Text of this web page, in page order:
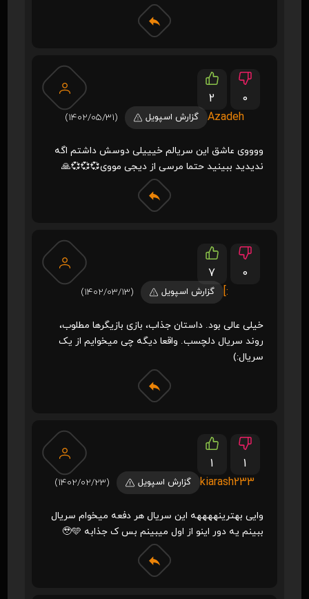
2
0
Azadeh
گزارش اسپویل (1402/05/31)
ووووی عاشق این سریالم خیییلی دوسش داشتم اگه
ندیدید ببینید حتما مرسی از دیجی مووی💞💞💞🙏
7
0
:]
گزارش اسپویل (1402/03/13)
خیلی عالی بود. داستان جذاب، بازی بازیگرها مطلوب،
روند سریال دلچسب. واقعا دیگه چی میخوایم از یک
سریال:)
1
1
kiarash233
گزارش اسپویل (1402/02/23)
وایی بهترینههههه این سریال هر دفعه میخوام سریال
ببینم یه دور اینو از اول میبینم بس ک جذابه 🥹🩵